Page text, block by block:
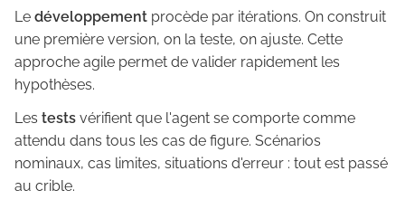
Le développement procède par itérations. On construit
une première version, on la teste, on ajuste. Cette
approche agile permet de valider rapidement les
hypothèses.
Les tests vérifient que l'agent se comporte comme
attendu dans tous les cas de figure. Scénarios
nominaux, cas limites, situations d'erreur : tout est passé
au crible.